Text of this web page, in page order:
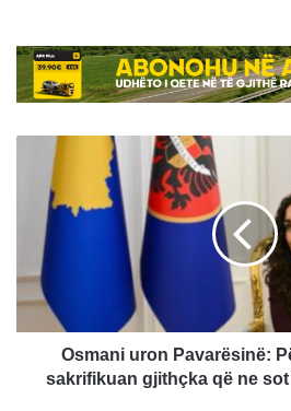
Osmani
Pavarësinë:
Përkujtojmë
sakrifikuan
gjithçka
që
Osmani uron Pavarësinë:
sakrifikuan gjithçka që ne